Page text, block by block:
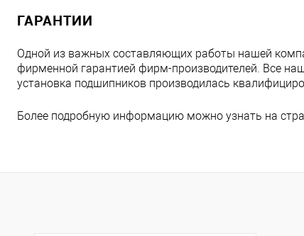
ГАРАНТИИ
Одной из важных составляющих работы нашей
фирменной гарантией фирм-производителей. Все
установка подшипников производилась
Более подробную информацию можно узнать на